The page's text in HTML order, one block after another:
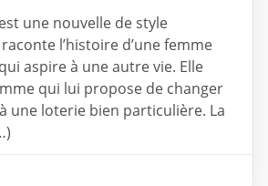
une nouvelle de style
l’histoire d’une femme
aspire à une autre vie. Elle
qui lui propose de changer
une loterie bien particulière. La